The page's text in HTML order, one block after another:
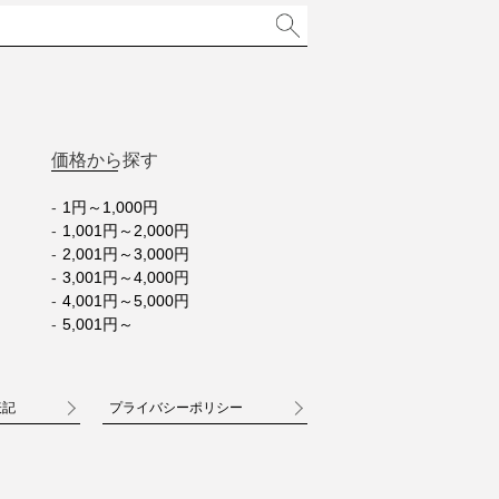
価格から探す
1円～1,000円
1,001円～2,000円
2,001円～3,000円
3,001円～4,000円
4,001円～5,000円
5,001円～
プライバシーポリシー